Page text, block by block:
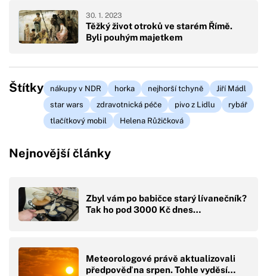
Těžký život otroků ve starém Římě.
Byli pouhým majetkem
30. 1. 2023
Štítky nákupy v NDR horka nejhorší tchyně
Jiří Mádl
star wars
zdravotnická péče pivo z Lidlu
rybář
tlačítkový mobil
Helena Růžičková
Nejnovější články
Zbyl vám po babičce starý lívanečník?
Tak ho pod 3000 Kč dnes…
Meteorologové právě aktualizovali
předpověď na srpen. Tohle vyděsí…